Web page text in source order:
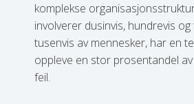
komplekse
involverer dusinvis, hundrevis og
tusenvis av mennesker, har en
oppleve en stor prosentandel
feil.